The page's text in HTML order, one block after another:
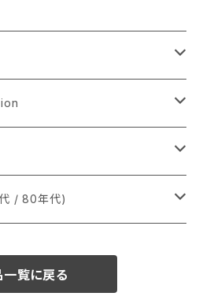
/ 80年代)
一覧に戻る